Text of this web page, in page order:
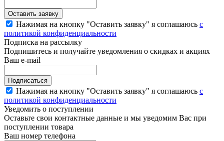
Нажимая на кнопку "Оставить заявку" я соглашаюсь с
политикой конфиденциальности
Подписка на рассылку
Подпишитесь и получайте уведомления о скидках и акциях
Ваш e-mail
Нажимая на кнопку "Оставить заявку" я соглашаюсь с
политикой конфиденциальности
Уведомить о поступлении
Оставьте свои контактные данные и мы уведомим Вас при
поступлении товара
Ваш номер телефона